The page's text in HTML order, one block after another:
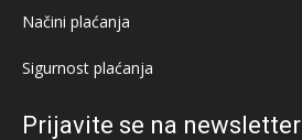
Načini plaćanja
Sigurnost plaćanja
Prijavite se na newsletter